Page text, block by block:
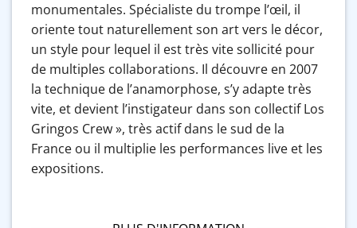
monumentales. Spécialiste du trompe l’œil, il
oriente tout naturellement son art vers le décor,
un style pour lequel il est très vite sollicité pour
de multiples collaborations. Il découvre en 2007
la technique de l’anamorphose, s’y adapte très
vite, et devient l’instigateur dans son collectif Los
Gringos Crew », très actif dans le sud de la
France ou il multiplie les performances live et les
expositions.